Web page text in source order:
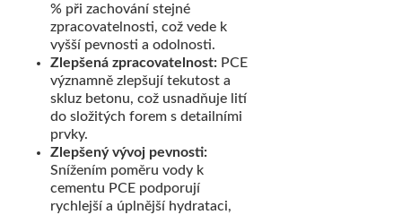
% při zachování stejné
zpracovatelnosti, což vede k
vyšší pevnosti a odolnosti.
Zlepšená zpracovatelnost: PCE
významně zlepšují tekutost a
skluz betonu, což usnadňuje lití
do složitých forem s detailními
prvky.
Zlepšený vývoj pevnosti:
Snížením poměru vody k
cementu PCE podporují
rychlejší a úplnější hydrataci,